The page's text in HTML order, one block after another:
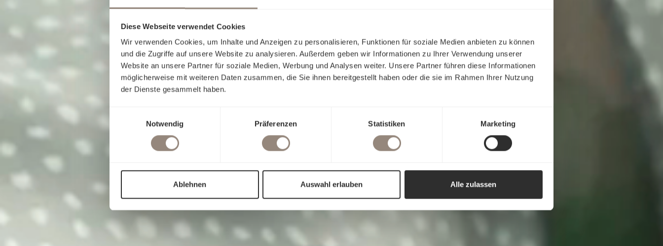
Diese Webseite verwendet Cookies
Wir verwenden Cookies, um Inhalte und Anzeigen zu personalisieren, Funktionen für soziale Medien anbieten zu können
und die Zugriffe auf unsere Website zu analysieren. Außerdem geben wir Informationen zu Ihrer Verwendung unserer
Website an unsere Partner für soziale Medien, Werbung und Analysen weiter. Unsere Partner führen diese Informationen
möglicherweise mit weiteren Daten zusammen, die Sie ihnen bereitgestellt haben oder die sie im Rahmen Ihrer Nutzung
der Dienste gesammelt haben.
Notwendig
Präferenzen Statistiken Marketing
Ablehnen Auswahl erlauben Alle zulassen